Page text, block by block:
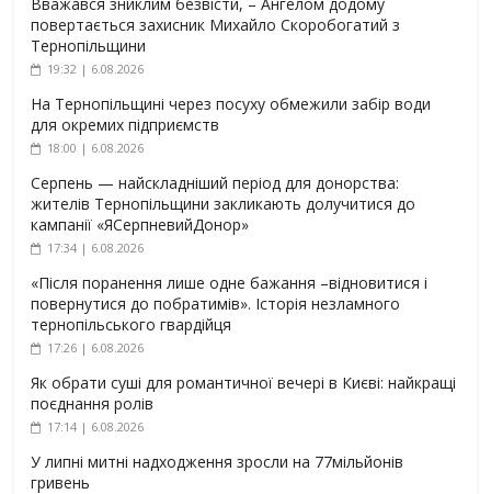
повертається захисник Михайло Скоробогатий з
Тернопільщини
19:32 | 6.08.2026
На Тернопільщині через посуху обмежили забір води
для окремих підприємств
18:00 | 6.08.2026
Серпень — найскладніший період для донорства:
жителів Тернопільщини закликають долучитися до
кампанії «ЯСерпневийДонор»
17:34 | 6.08.2026
«Після поранення лише одне бажання –відновитися і
повернутися до побратимів». Історія незламного
тернопільського гвардійця
17:26 | 6.08.2026
Як обрати суші для романтичної вечері в Києві: найкращі
поєднання ролів
17:14 | 6.08.2026
У липні митні надходження зросли на 77мільйонів
гривень